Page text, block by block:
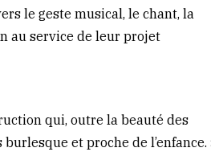
le geste musical, le chant, la
au service de leur projet
qui, outre la beauté des
et proche de l’enfance.